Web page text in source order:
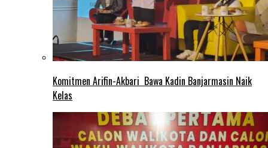
Komitmen Arifin-Akbari Bawa Kadin Banjarmasin Naik
Kelas